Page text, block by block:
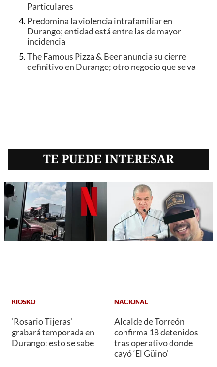
Particulares
Predomina la violencia intrafamiliar en
Durango; entidad está entre las de mayor
incidencia
The Famous Pizza & Beer anuncia su cierre
definitivo en Durango; otro negocio que se va
TE PUEDE INTERESAR
KIOSKO
'Rosario Tijeras'
grabará temporada en
Durango: esto se sabe
NACIONAL
Alcalde de Torreón
confirma 18 detenidos
tras operativo donde
cayó ‘El Güino’